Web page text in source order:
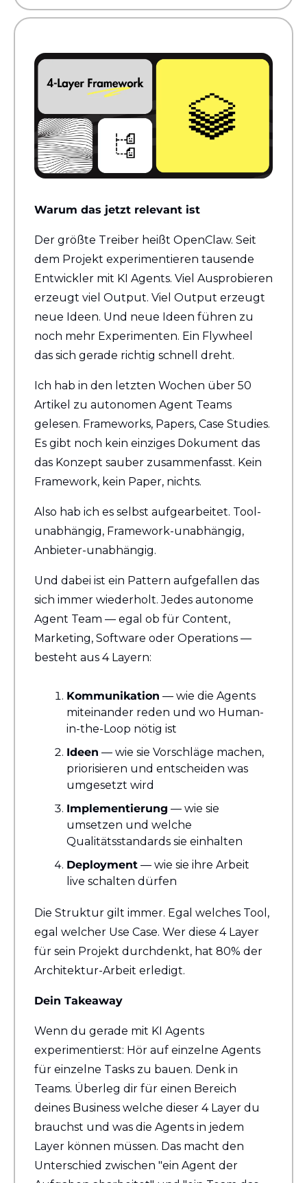
Warum das jetzt relevant ist
Der größte Treiber heißt OpenClaw. Seit
dem Projekt experimentieren tausende
Entwickler mit KI Agents. Viel Ausprobieren
erzeugt viel Output. Viel Output erzeugt
neue Ideen. Und neue Ideen führen zu
noch mehr Experimenten. Ein Flywheel
das sich gerade richtig schnell dreht.
Ich hab in den letzten Wochen über 50
Artikel zu autonomen Agent Teams
gelesen. Frameworks, Papers, Case Studies.
Es gibt noch kein einziges Dokument das
das Konzept sauber zusammenfasst. Kein
Framework, kein Paper, nichts.
Also hab ich es selbst aufgearbeitet. Tool-
unabhängig, Framework-unabhängig,
Anbieter-unabhängig.
Und dabei ist ein Pattern aufgefallen das
sich immer wiederholt. Jedes autonome
Agent Team — egal ob für Content,
Marketing, Software oder Operations —
besteht aus 4 Layern:
Kommunikation — wie die Agents
miteinander reden und wo Human-
in-the-Loop nötig ist
Ideen — wie sie Vorschläge machen,
priorisieren und entscheiden was
umgesetzt wird
Implementierung — wie sie
umsetzen und welche
Qualitätsstandards sie einhalten
Deployment — wie sie ihre Arbeit
live schalten dürfen
Die Struktur gilt immer. Egal welches Tool,
egal welcher Use Case. Wer diese 4 Layer
für sein Projekt durchdenkt, hat 80% der
Architektur-Arbeit erledigt.
Dein Takeaway
Wenn du gerade mit KI Agents
experimentierst: Hör auf einzelne Agents
für einzelne Tasks zu bauen. Denk in
Teams. Überleg dir für einen Bereich
deines Business welche dieser 4 Layer du
brauchst und was die Agents in jedem
Layer können müssen. Das macht den
Unterschied zwischen "ein Agent der